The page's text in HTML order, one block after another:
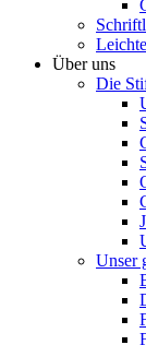
Über uns
Die
Unser